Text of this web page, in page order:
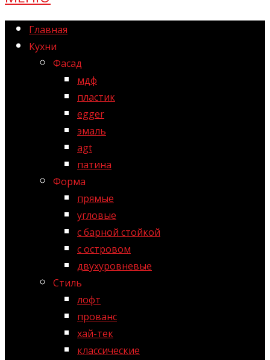
Главная
Кухни
Фасад
мдф
пластик
egger
эмаль
agt
патина
Форма
прямые
угловые
с барной стойкой
с островом
двухуровневые
Стиль
лофт
прованс
хай-тек
классические